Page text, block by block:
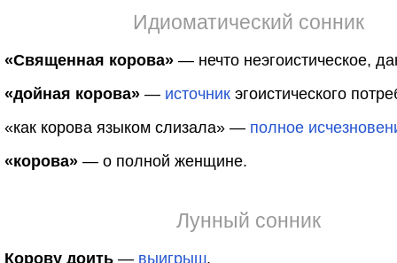
Идиоматический сонник
«Священная корова» — нечто неэгоистическое,
«дойная корова» — источник эгоистического
«как корова языком слизала» — полное
«корова» — о полной женщине.
Лунный сонник
Корову доить — выигрыш.